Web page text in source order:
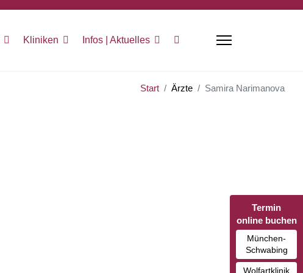
Kliniken Infos | Aktuelles
Termin
online buchen
München-
Schwabing
Wolfartklinik
Start Ärzte Samira Narimanova